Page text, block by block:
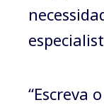
“Escreva